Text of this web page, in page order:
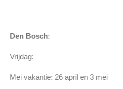
Den Bosch:
Vrijdag:
Mei vakantie: 26 april en 3 mei